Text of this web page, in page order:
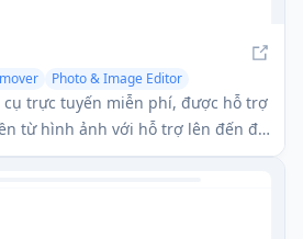
Photo & Image Editor
cụ trực tuyến miễn phí, được hỗ trợ
từ hình ảnh với hỗ trợ lên đến độ
cầu tài khoản hay kỹ năng đặc